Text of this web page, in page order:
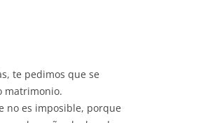
te pedimos que se
matrimonio.
no es imposible, porque